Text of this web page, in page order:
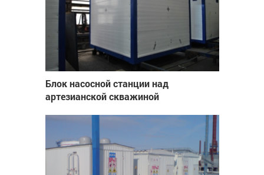
Блок насосной станции над
артезианской скважиной